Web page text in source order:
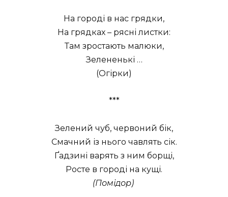
На городі в нас грядки,
На грядках – рясні листки:
Там зростають малюки,
Зелененькі …
(Огірки)
***
Зелений чуб, червоний бік,
Смачний із нього чавлять сік.
Ґадзині варять з ним борщі,
Росте в городі на кущі.
(Помідор)